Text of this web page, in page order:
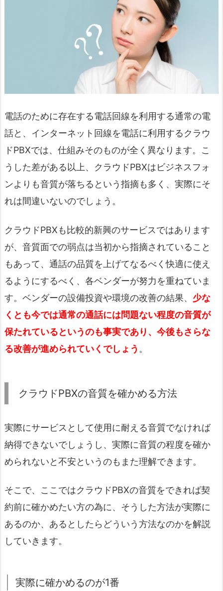
電話のために存在する電話回線を利用する通常の電
話と、インターネット回線を電話に利用するクラウ
ドPBXでは、仕組みそのものが全く異なります。こ
うした差がある以上、クラウドPBXはビジネスフォ
ンよりも音質が落ちるという指摘も多く、実際にそ
れは間違いないのでしょう。
クラウドPBXも比較的新興のサービスではあります
が、音質面での弱点は当初から指摘されていること
もあって、通話の品質を上げてなるべく快適に使え
るようにするべく、各ベンダーが努力を重ねていま
す。ベンダーの設備投資や環境の改善の結果、 少な
くとも今では通常の通話には問題ない程度の音質が
保たれているというのも事実であり、今後もさらな
る改善が進められていくでしょう 。
クラウドPBXの音質を確かめる方法
実際にサービスとして使用に耐える音質でなければ
納得できないでしょうし、実際に音質の程度を確か
められないと不安というのもまた理解できます。
そこで、ここではクラウドPBXの音質をできれば契
約前に確かめたい方の為に、そうした方法が実際に
あるのか、あるとしたらどういう方法なのかを解説
していきます。
実際に確かめるのが1番